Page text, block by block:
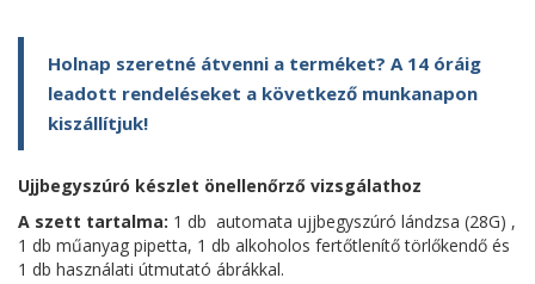
Holnap szeretné átvenni a terméket? A 14 óráig
leadott rendeléseket a következő munkanapon
kiszállítjuk!
Ujjbegyszúró készlet önellenőrző vizsgálathoz
A szett tartalma: 1 db automata ujjbegyszúró lándzsa (28G) ,
1 db műanyag pipetta, 1 db alkoholos fertőtlenítő törlőkendő és
1 db használati útmutató ábrákkal.